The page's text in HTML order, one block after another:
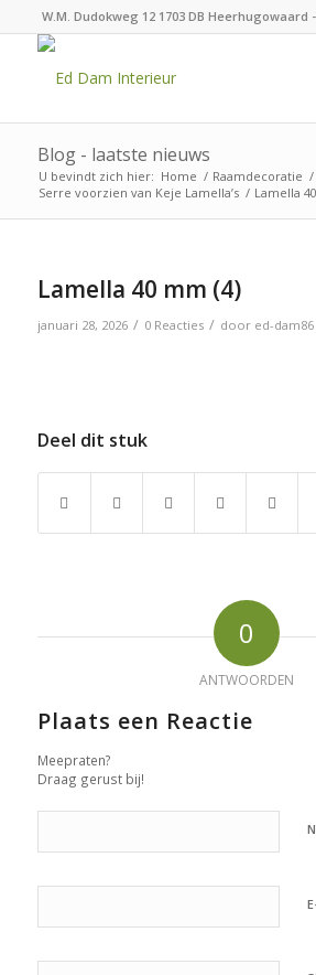
W.M. Dudokweg 12 1703 DB Heerhugowaard
Blog - laatste nieuws
U bevindt zich hier: Home / Raamdecoratie /
Serre voorzien van Keje Lamella’s / Lamella
Lamella 40 mm (4)
januari 28, 2026 / 0 Reacties / door ed-dam86
Deel dit stuk
0
ANTWOORDEN
Plaats een Reactie
Meepraten?
Draag gerust bij!